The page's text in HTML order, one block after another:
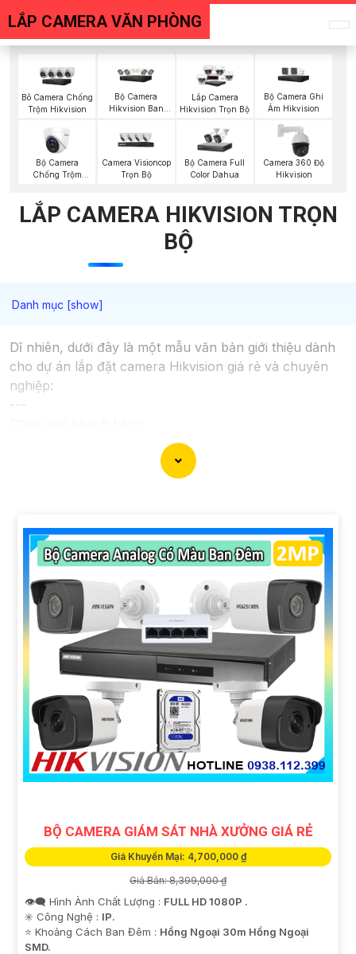
LẮP CAMERA VĂN PHÒNG
Bô Camera Chống
Trộm Hikvision
Bộ Camera
Hikvision Ban
Lắp Camera
Hikvision Trọn Bộ
Bộ Camera Ghi
Âm Hikvision
Bộ Camera
Chống Trộm
Camera Visioncop
Trọn Bộ
Bộ Camera Full
Color Dahua
Camera 360 Độ
Hikvision
LẮP CAMERA HIKVISION TRỌN
BỘ
Dĩ nhiên, dưới đây là một mẫu văn bản giới thiệu dành
cho dự án lắp đặt camera Hikvision giá rẻ và chuyên
nghiệp:
---
Chúng tôi xin trân trọng giới thiệu đến quý vị dịch vụ
lắp đặt camera Hikvision giá rẻ và chuyên nghiệp cho
mang đến cho quý vị những giải pháp an ninh hiệu
quả, đáng tin cậy và tiết kiệm chi phí.
Camera của Hikvision được biết đến là một trong
những thương hiệu hàng đầu thế giới về giải pháp an
ninh video. Với các tính năng và công nghệ tiên tiến,
camera Hikvision không chỉchắc chắnchất lượng hình
ảnh sắc nét mà còn đem đến sự tin cậy và an toàn cho
dự án của quý vị.
Nếu quý vị quan tâm đến việc lắp đặt camera Hikvision
giá rẻ và chuyên nghiệp cho dự án của mình, chúng tôi
luôn sẵn lòng hỗ trợ và tư vấn cho quý vị.
BỘ CAMERA GIÁM SÁT NHÀ XƯỞNG GIÁ RẺ
Giá Khuyến Mại: 4,700,000 ₫
Giá Bán: 8,399,000 ₫
👁️‍🗨 Hình Ành Chất Lượng : FULL HD 1080P .
✳️ Công Nghệ : IP.
⭐ Khoảng Cách Ban Đêm : Hồng Ngoại 30m Hồng Ngoại
SMD.